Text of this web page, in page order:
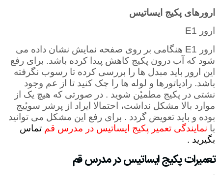
ارورهای پکیج ایساتیس
ارور E1
ارور E1 هنگامی بر روی صفحه نمایش نشان داده می
شود که آب درون پکیج کاهش پیدا کرده باشد. برای رفع
این ارور باید مبدل ها را بررسی کرده تا رسوب نگرفته
باشد. رادیاتورها و لوله ها را چک کنید تا از عم وجود
نشتی در پکیج مطمیٔن شوید . در صورتی که هیچ یک از
موارد بالا مشکل نداشت، احتمالا ایراد از پرشر سویٔیج
بوده و باید تعویض گردد . برای رفع این مشکل می توانید
با نمایندگی تعمیر پکیج ایساتیس در مدرس قم تماس
بگیرید .
تعمیرات پکیج ایساتیس در مدرس قم